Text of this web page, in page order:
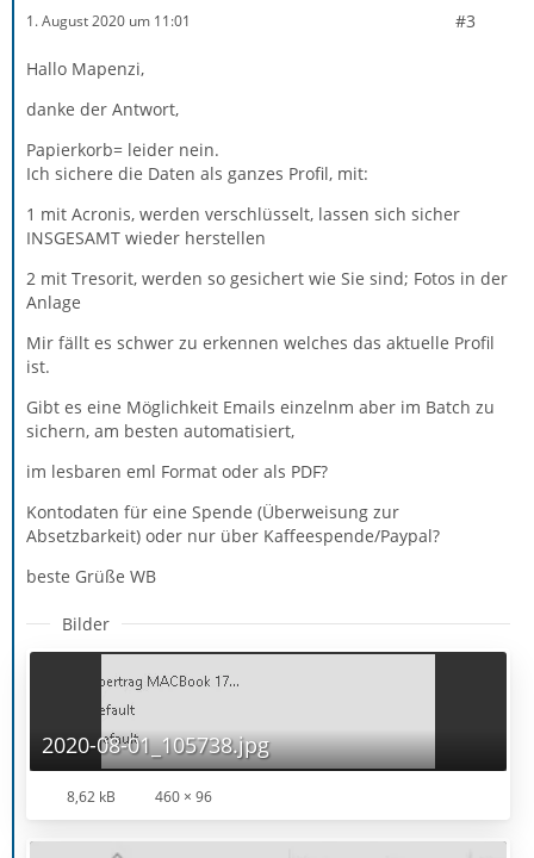
1. August 2020 um 11:01 #3
Hallo Mapenzi,
danke der Antwort,
Papierkorb= leider nein.
Ich sichere die Daten als ganzes Profil, mit:
1 mit Acronis, werden verschlüsselt, lassen sich sicher
INSGESAMT wieder herstellen
2 mit Tresorit, werden so gesichert wie Sie sind; Fotos in der
Anlage
Mir fällt es schwer zu erkennen welches das aktuelle Profil
ist.
Gibt es eine Möglichkeit Emails einzelnm aber im Batch zu
sichern, am besten automatisiert,
im lesbaren eml Format oder als PDF?
Kontodaten für eine Spende (Überweisung zur
Absetzbarkeit) oder nur über Kaffeespende/Paypal?
beste Grüße WB
Bilder
2020-08-01_105738.jpg
8,62 kB 460 × 96